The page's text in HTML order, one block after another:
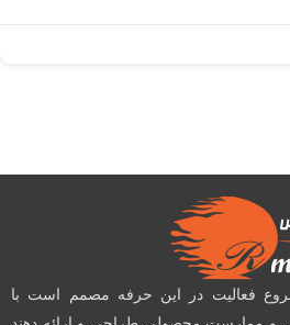
فعالیت در این حرفه مصمم است با